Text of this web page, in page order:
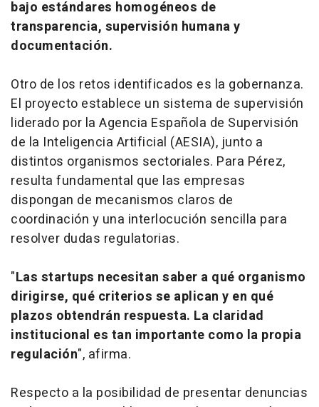
bajo estándares homogéneos de
transparencia, supervisión humana y
documentación.
Otro de los retos identificados es la gobernanza.
El proyecto establece un sistema de supervisión
liderado por la Agencia Española de Supervisión
de la Inteligencia Artificial (AESIA), junto a
distintos organismos sectoriales. Para Pérez,
resulta fundamental que las empresas
dispongan de mecanismos claros de
coordinación y una interlocución sencilla para
resolver dudas regulatorias.
"Las startups necesitan saber a qué organismo
dirigirse, qué criterios se aplican y en qué
plazos obtendrán respuesta. La claridad
institucional es tan importante como la propia
regulación", afirma.
Respecto a la posibilidad de presentar denuncias